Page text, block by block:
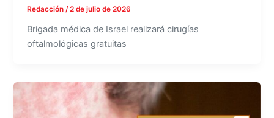
Redacción /2 de julio de 2026
Brigada médica de Israel realizará cirugías
oftalmológicas gratuitas